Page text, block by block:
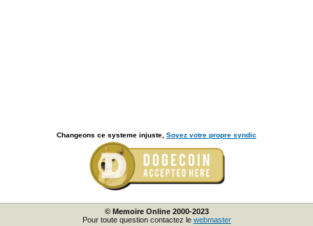
Changeons ce systeme injuste, Soyez votre propre syndic
© Memoire Online 2000-2023
Pour toute question contactez le webmaster